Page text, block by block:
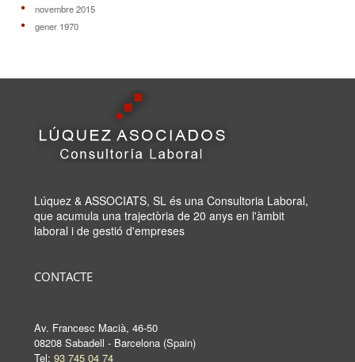
novembre 2015
gener 1970
Lúquez & ASSOCIATS, SL és una Consultoria Laboral,
que acumula una trajectòria de 20 anys en l'àmbit
laboral i de gestió d'empreses
CONTACTE
Av. Francesc Macià, 46-50
08208 Sabadell - Barcelona (Spain)
Tel: 93 745 04 74